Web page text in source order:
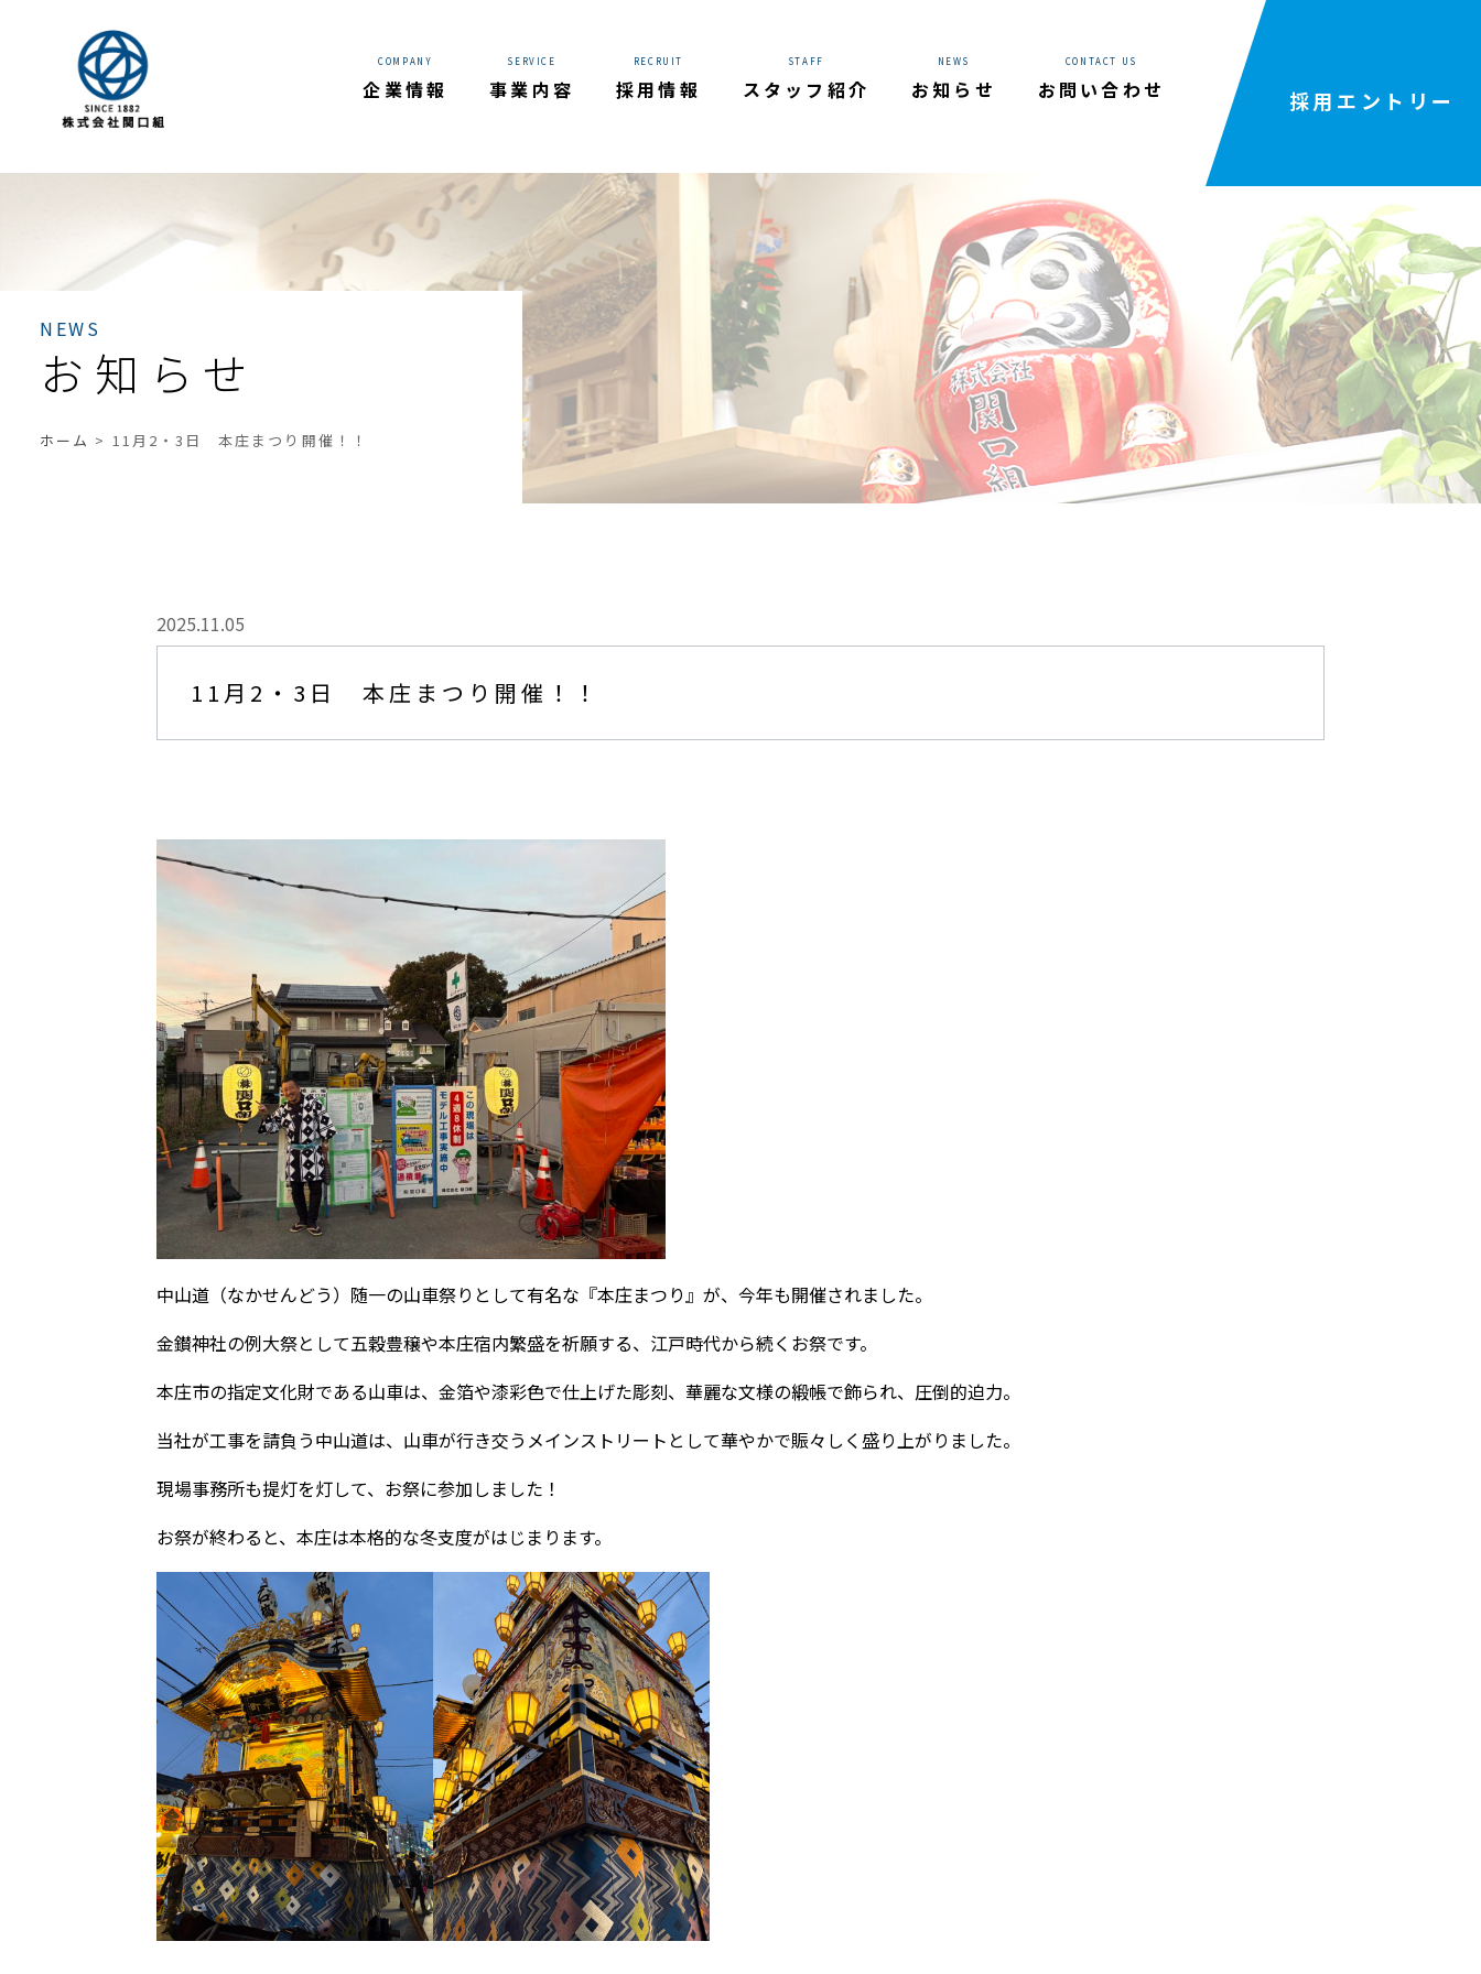
COMPANY
企業情報
SERVICE
事業内容
RECRUIT
採用情報
STAFF
スタッフ紹介
NEWS
お知らせ
CONTACT US
お問い合わせ 採用エントリー
: Trying to access array offset on value of type bool in /home/xs713503/sekiguchigumi.com/public_html/wordpress2023/wp-content/themes/sekiguchigumi-
wp/single.phpon line
お知らせ
NEWS
ホーム > 11月2・3日 本庄まつり開催！！
2025.11.05
11月2・3日 本庄まつり開催！！
中山道（なかせんどう）随一の山車祭りとして有名な『本庄まつり』が、今年も開催されました。
金鑚神社の例大祭として五穀豊穣や本庄宿内繁盛を祈願する、江戸時代から続くお祭です。
本庄市の指定文化財である山車は、金箔や漆彩色で仕上げた彫刻、華麗な文様の緞帳で飾られ、圧倒的迫力。
当社が工事を請負う中山道は、山車が行き交うメインストリートとして華やかで賑々しく盛り上がりました。
現場事務所も提灯を灯して、お祭に参加しました！
お祭が終わると、本庄は本格的な冬支度がはじまります。